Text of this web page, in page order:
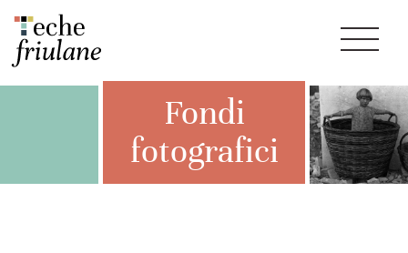
Fondi
fotografici